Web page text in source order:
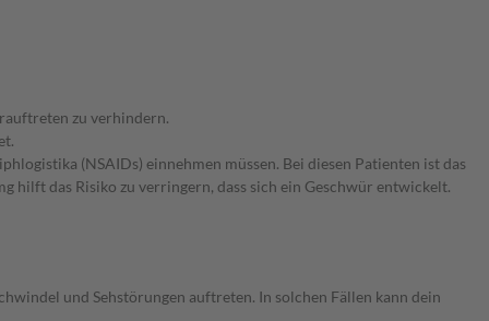
zu verhindern.
(NSAIDs) einnehmen müssen. Bei diesen Patienten ist das
hilft das Risiko zu verringern, dass sich ein Geschwür entwickelt.
und Sehstörungen auftreten. In solchen Fällen kann dein